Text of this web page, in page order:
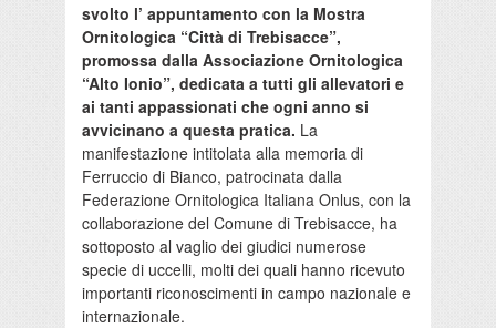
svolto l’ appuntamento con la Mostra
Ornitologica “Città di Trebisacce”,
promossa dalla Associazione Ornitologica
“Alto Ionio”, dedicata a tutti gli allevatori e
ai tanti appassionati che ogni anno si
avvicinano a questa pratica. La
manifestazione intitolata alla memoria di
Ferruccio di Bianco, patrocinata dalla
Federazione Ornitologica Italiana Onlus, con la
collaborazione del Comune di Trebisacce, ha
sottoposto al vaglio dei giudici numerose
specie di uccelli, molti dei quali hanno ricevuto
importanti riconoscimenti in campo nazionale e
internazionale.